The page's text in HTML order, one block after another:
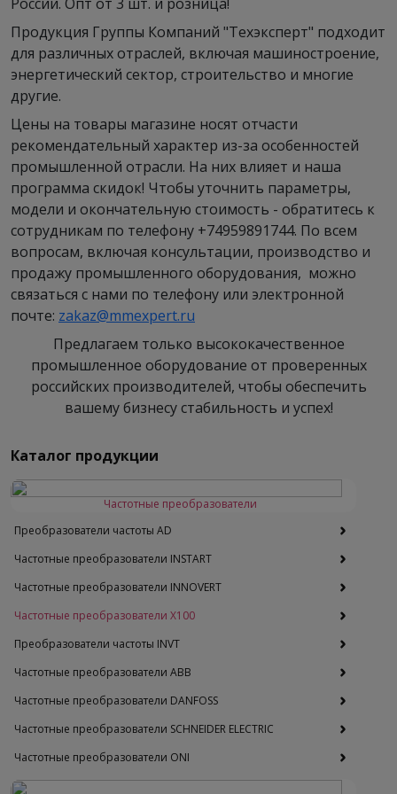
снижению затрат
- Оптимизированное распределение модулей
сокращает количество плат и соединений,
повышая надёжность системы
- Точный контроль напряжения в цепи
постоянного тока обеспечивает отличную
динамику торможения, возможность
торможения полем без использования
тормозного резистора и стабильную работу при
значительных просадках входного напряжения
- Адаптивное векторное управление сочетает
преимущества векторного алгоритма с
удобством классического V/F регулирования,
минимальную зависимость от характеристик
двигателя и отсутствие необходимости в
- Отдельные каналы вентиляции для силовых и
управляющих частей повышают эффективность
охлаждения
- Компактные габариты и возможность
оптимизировать пространство в шкафу и
упростить монтаж
- Возможность гибкой перенастройки входов/
выходов и функций привода
1000 Гц обеспечивает высокую
производительность даже при работе на
максимальных оборотах
быструю регулировку тока, быстрый запуск и
минимальные колебания скорости двигателя
- Применение:
- Управление однофазными и трехфазными
Продукция Группы Компаний "Техэксперт" подходит
для различных отраслей, включая машиностроение,
энергетический сектор, строительство и многие
другие.
Цены на товары магазине носят отчасти
рекомендательный характер из-за особенностей
промышленной отрасли. На них влияет и наша
программа скидок! Чтобы уточнить параметры,
модели и окончательную стоимость - обратитесь к
сотрудникам по телефону +74959891744. По всем
вопросам, включая консультации, производство и
продажу промышленного оборудования, можно
связаться с нами по телефону или электронной
почте: zakaz@mmexpert.ru
Предлагаем только высококачественное
промышленное оборудование от проверенных
российских производителей, чтобы обеспечить
вашему бизнесу стабильность и успех!
Каталог продукции
Частотные преобразователи
Преобразователи частоты AD
Частотные преобразователи INSTART
Частотные преобразователи INNOVERT
Частотные преобразователи Х100
Преобразователи частоты INVT
Частотные преобразователи ABB
Частотные преобразователи DANFOSS
Частотные преобразователи SCHNEIDER ELECTRIC
Частотные преобразователи ONI